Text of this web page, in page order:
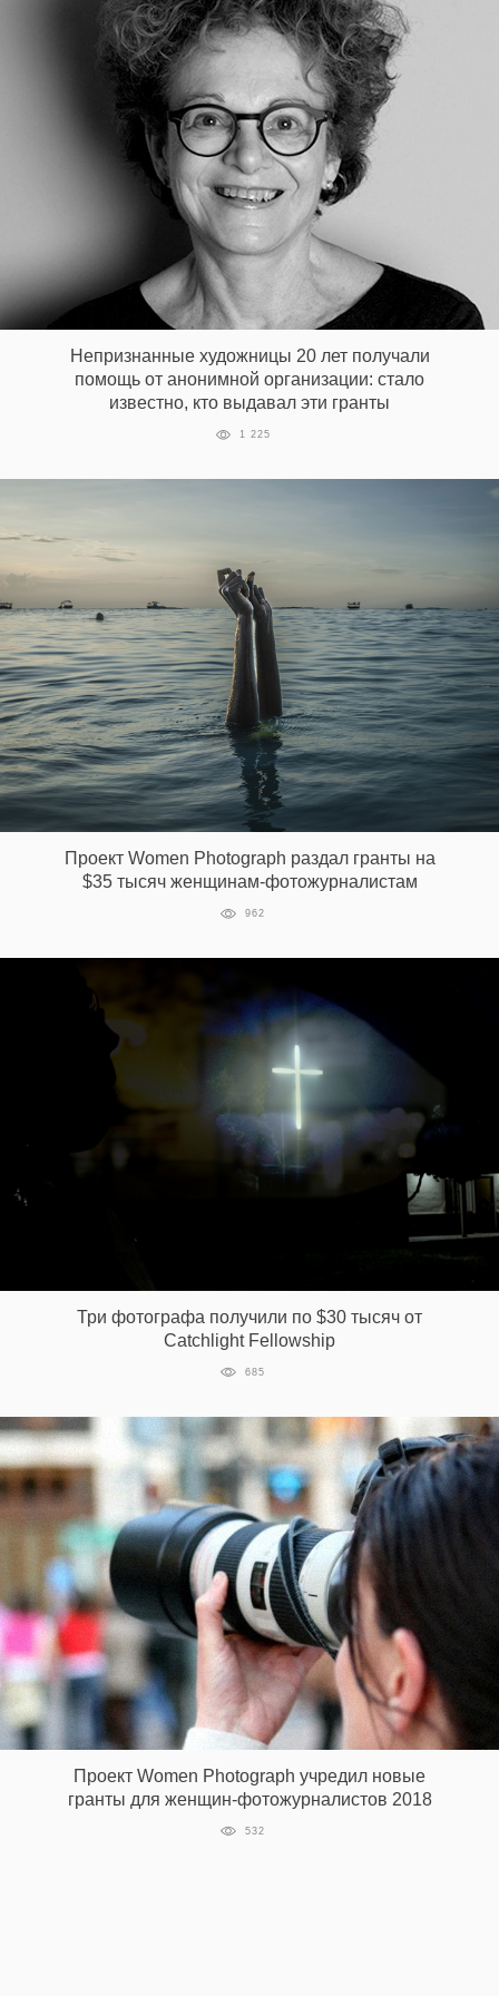
Непризнанные художницы 20 лет получали
помощь от анонимной организации: стало
известно, кто выдавал эти гранты
1 225
Проект Women Photograph раздал гранты на
$35 тысяч женщинам-фотожурналистам
962
Три фотографа получили по $30 тысяч от
Catchlight Fellowship
685
Проект Women Photograph учредил новые
гранты для женщин-фотожурналистов 2018
532